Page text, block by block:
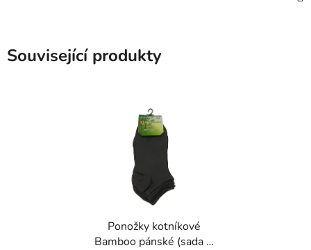
Související produkty
Ponožky kotníkové
Bamboo pánské (sada 3